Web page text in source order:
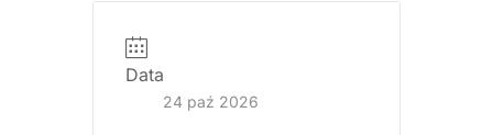
Data
24 paź 2026